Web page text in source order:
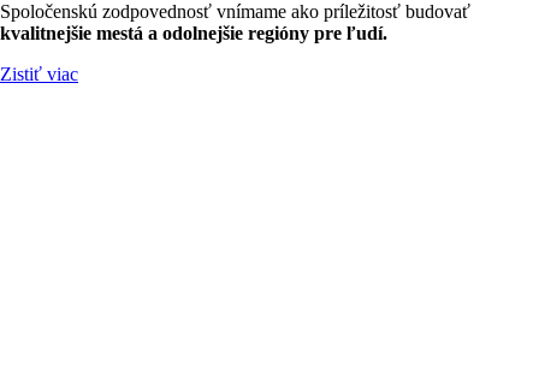
Spoločenskú zodpovednosť vnímame ako príležitosť budovať
kvalitnejšie mestá a odolnejšie regióny pre ľudí.
Zistiť viac